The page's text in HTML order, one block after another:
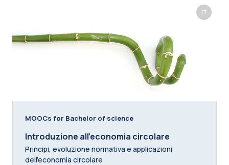
IT
MOOCs for Bachelor of science
Introduzione all’economia circolare
Principi, evoluzione normativa e applicazioni
dell’economia circolare